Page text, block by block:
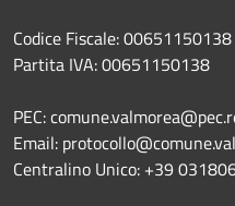
Codice Fiscale: 00651150138
Partita IVA: 00651150138
PEC:
Email:
Centralino Unico: +39